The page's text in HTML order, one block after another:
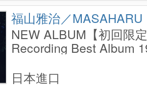
福山雅治／MASAHARU
NEW ALBUM【初回限
Recording Best Album
日本進口